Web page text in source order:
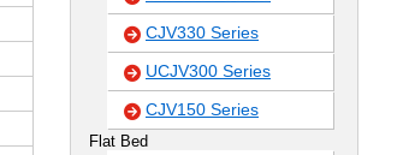
CJV330 Series
UCJV300 Series
CJV150 Series
Flat Bed